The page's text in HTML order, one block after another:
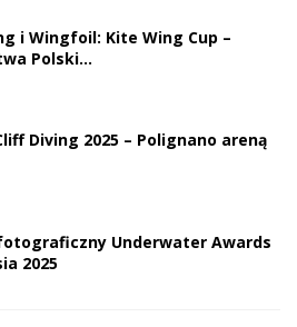
i Wingfoil: Kite Wing Cup –
Polski…
Diving 2025 – Polignano areną
Underwater Awards
2025